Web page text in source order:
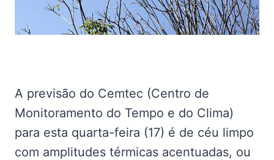
A previsão do Cemtec (Centro de
Monitoramento do Tempo e do Clima)
para esta quarta-feira (17) é de céu limpo
com amplitudes térmicas acentuadas, ou